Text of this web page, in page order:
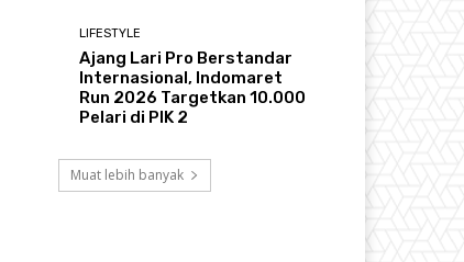
LIFESTYLE
Ajang Lari Pro Berstandar
Internasional, Indomaret
Run 2026 Targetkan 10.000
Pelari di PIK 2
Muat lebih banyak